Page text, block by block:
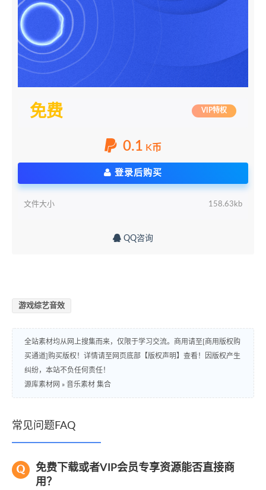
免费 VIP特权
0.1 K币
登录后购买
文件大小 158.63kb
QQ咨询
游戏综艺音效
全站素材均从网上搜集而来，仅限于学习交流。商用请至[商用版权购
买通道]购买版权！详情请至网页底部【版权声明】查看！因版权产生
纠纷，本站不负任何责任！
源库素材网 » 音乐素材 集合
常见问题FAQ
免费下载或者VIP会员专享资源能否直接商
用？